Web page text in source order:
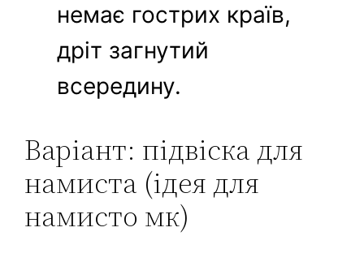
немає гострих країв,
дріт загнутий
всередину.
Варіант: підвіска для
намиста (ідея для
намисто мк)